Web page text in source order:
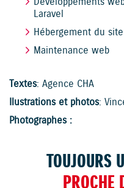
Laravel
Hébergement du site
Maintenance web
Textes: Agence CHA
Ilustrations et photos:
Photographes :
TOUJOURS